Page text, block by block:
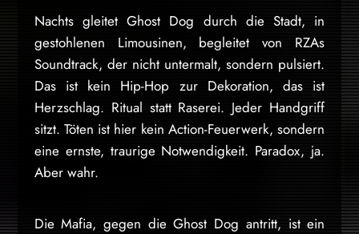
Nachts gleitet Ghost Dog durch die Stadt, in
gestohlenen Limousinen, begleitet von RZAs
Soundtrack, der nicht untermalt, sondern pulsiert.
Das ist kein Hip-Hop zur Dekoration, das ist
Herzschlag. Ritual statt Raserei. Jeder Handgriff
sitzt. Töten ist hier kein Action-Feuerwerk, sondern
eine ernste, traurige Notwendigkeit. Paradox, ja.
Aber wahr.
Die Mafia, gegen die Ghost Dog antritt, ist ein